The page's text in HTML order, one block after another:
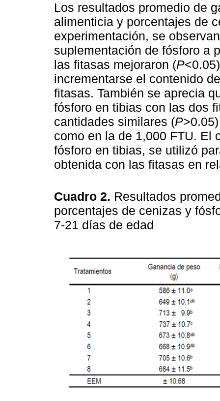
Los resultados promedio de
alimenticia y porcentajes de
experimentación, se
suplementación de fósforo a
las fitasas mejoraron (P
incrementarse el contenido
fitasas. También se aprecia
fósforo en tibias con las dos
cantidades similares (P
como en la de 1,000 FTU. El
fósforo en tibias, se utilizó
obtenida con las fitasas en
Cuadro 2. Resultados
porcentajes de cenizas y
7-21 días de edad